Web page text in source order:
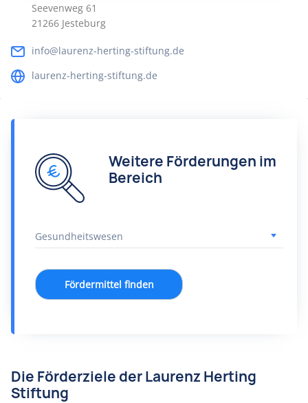
Seevenweg 61
21266 Jesteburg
info@laurenz-herting-stiftung.de
laurenz-herting-stiftung.de
Weitere Förderungen im
Bereich
Fördermittel finden
Die Förderziele der Laurenz Herting
Stiftung